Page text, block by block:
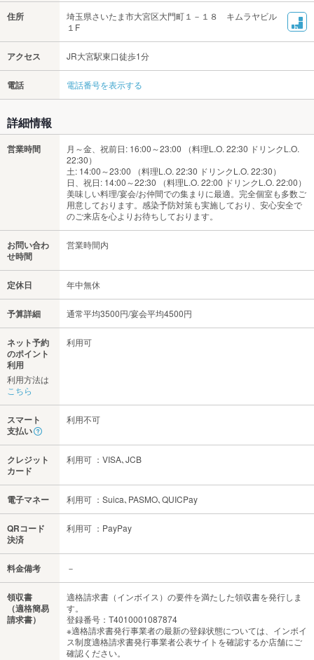
住所
埼玉県さいたま市大宮区大門町１－１８ キムラヤビル
１F
アクセス JR大宮駅東口徒歩1分
電話 電話番号を表示する
詳細情報
営業時間
月～金、祝前日: 16:00～23:00 （料理L.O. 22:30 ドリンクL.O.
22:30）
土: 14:00～23:00 （料理L.O. 22:30 ドリンクL.O. 22:30）
日、祝日: 14:00～22:30 （料理L.O. 22:00 ドリンクL.O. 22:00）
美味しい料理/宴会/お仲間での集まりに最適。完全個室も多数ご
用意しております。感染予防対策も実施しており、安心安全で
のご来店を心よりお待ちしております。
お問い合わ
せ時間
営業時間内
定休日 年中無休
予算詳細 通常平均3500円/宴会平均4500円
ネット予約
のポイント
利用
利用方法は
こちら
利用可
スマート
支払い
利用不可
クレジット
カード
利用可 ：VISA､JCB
電子マネー 利用可 ：Suica､PASMO､QUICPay
QRコード
決済
利用可 ：PayPay
料金備考 －
領収書
（適格簡易
請求書）
適格請求書（インボイス）の要件を満たした領収書を発行しま
す。
登録番号：T4010001087874
※適格請求書発行事業者の最新の登録状態については、インボイ
ス制度適格請求書発行事業者公表サイトを確認するか店舗にご
確認ください。